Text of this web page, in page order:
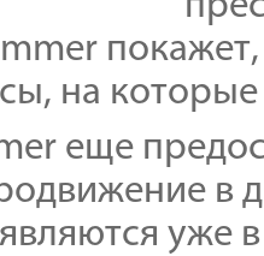
покажет,
на
еще
в
уже